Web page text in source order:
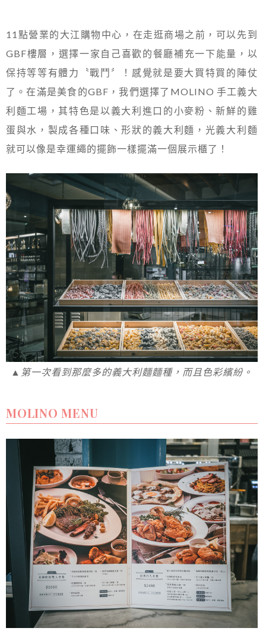
11點營業的大江購物中心，在走逛商場之前，可以先到
GBF樓層，選擇一家自己喜歡的餐廳補充一下能量，以
保持等等有體力〝戰鬥〞！感覺就是要大買特買的陣仗
了。在滿是美食的GBF，我們選擇了MOLINO 手工義大
利麵工場，其特色是以義大利進口的小麥粉、新鮮的雞
蛋與水，製成各種口味、形狀的義大利麵，光義大利麵
就可以像是幸運繩的擺飾一樣擺滿一個展示櫃了！
▲第一次看到那麼多的義大利麵麵種，而且色彩繽紛。
MOLINO MENU